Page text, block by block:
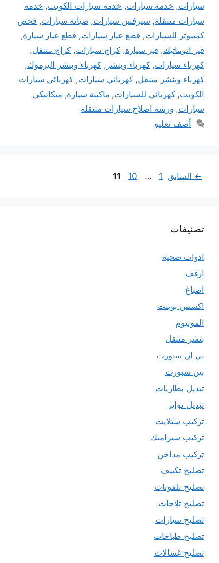
سيارات, خدمة سيارات, خدمة سيارات الكويت, خدمة
سيارات متنقلة, سيرفس سيارات, صيانة سيارات, فحص
كمبيوتر للسيارات, قطع غيار سيارات, قطع غيار سيارة,
قير اتوماتيك, قير سيارة, كراج سيارات, كراج متنقل,
كهرباء سيارات, كهرباء وبنشر , كهرباء وبنشر اليرموك,
كهرباء وبنشر متنقل, كهربائي سيارات, كهربائي سيارات
الكويت, كهربائي للسيارات, ماكينة سيارة, ميكانيكي
سيارات, ورشة اصلاح سيارات متنقلة
أضف تعليق
← السابق Page
1
…
Page
10
Page
11
تصنيفات
ادوات صحية
ارفف
اصباغ
اكسس بوينت
المونيوم
بنشر متنقل
بي ان سبورت
بين سبورت
تبديل بطاريات
تبديل تواير
تركيب ستلايت
تركيب سيراميك
تركيب مداخن
تصليح تكييف
تصليح تلفونات
تصليح ثلاجات
تصليح سيارات
تصليح طباخات
تصليح غسالات